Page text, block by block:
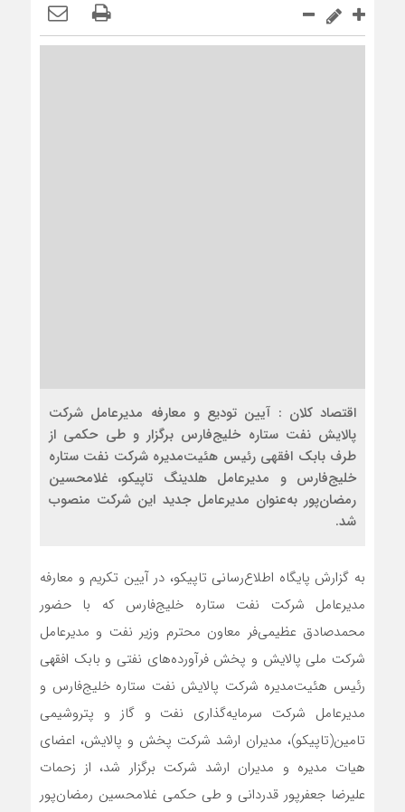
اقتصاد کلان : آیین تودیع و معارفه مدیرعامل شرکت
پالایش نفت ستاره خلیج‌فارس برگزار و طی حکمی از
طرف بابک افقهی رئیس هئیت‌مدیره شرکت نفت ستاره
خلیج‌فارس و مدیرعامل هلدینگ تاپیکو، غلامحسین
رمضان‌پور به‌عنوان مدیرعامل جدید این شرکت منصوب
شد.
به گزارش پایگاه اطلاع‌رسانی تاپیکو، در آیین تکریم و معارفه
مدیرعامل شرکت نفت ستاره خلیج‌فارس که با حضور
محمدصادق عظیمی‌فر معاون محترم وزیر نفت و مدیرعامل
شرکت ملی پالایش و پخش فرآورده‌های نفتی و بابک افقهی
رئیس هئیت‌مدیره شرکت پالایش نفت ستاره خلیج‌فارس و
مدیرعامل شرکت سرمایه‌گذاری نفت و گاز و پتروشیمی
تامین(تاپیکو)، مدیران ارشد شرکت پخش و پالایش، اعضای
هیات مدیره و مدیران ارشد شرکت برگزار شد، از زحمات
علیرضا جعفرپور قدردانی و طی حکمی غلامحسین رمضان‌پور